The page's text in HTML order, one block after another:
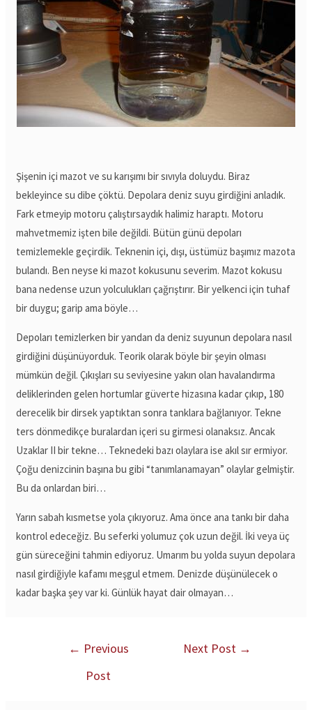
Şişenin içi mazot ve su karışımı bir sıvıyla doluydu. Biraz
bekleyince su dibe çöktü. Depolara deniz suyu girdiğini anladık.
Fark etmeyip motoru çalıştırsaydık halimiz haraptı. Motoru
mahvetmemiz işten bile değildi. Bütün günü depoları
temizlemekle geçirdik. Teknenin içi, dışı, üstümüz başımız mazota
bulandı. Ben neyse ki mazot kokusunu severim. Mazot kokusu
bana nedense uzun yolculukları çağrıştırır. Bir yelkenci için tuhaf
bir duygu; garip ama böyle…
Depoları temizlerken bir yandan da deniz suyunun depolara nasıl
girdiğini düşünüyorduk. Teorik olarak böyle bir şeyin olması
mümkün değil. Çıkışları su seviyesine yakın olan havalandırma
deliklerinden gelen hortumlar güverte hizasına kadar çıkıp, 180
derecelik bir dirsek yaptıktan sonra tanklara bağlanıyor. Tekne
ters dönmedikçe buralardan içeri su girmesi olanaksız. Ancak
Uzaklar II bir tekne… Teknedeki bazı olaylara ise akıl sır ermiyor.
Çoğu denizcinin başına bu gibi “tanımlanamayan” olaylar gelmiştir.
Bu da onlardan biri…
Yarın sabah kısmetse yola çıkıyoruz. Ama önce ana tankı bir daha
kontrol edeceğiz. Bu seferki yolumuz çok uzun değil. İki veya üç
gün süreceğini tahmin ediyoruz. Umarım bu yolda suyun depolara
nasıl girdiğiyle kafamı meşgul etmem. Denizde düşünülecek o
kadar başka şey var ki. Günlük hayat dair olmayan…
← Previous
Post
Next Post →